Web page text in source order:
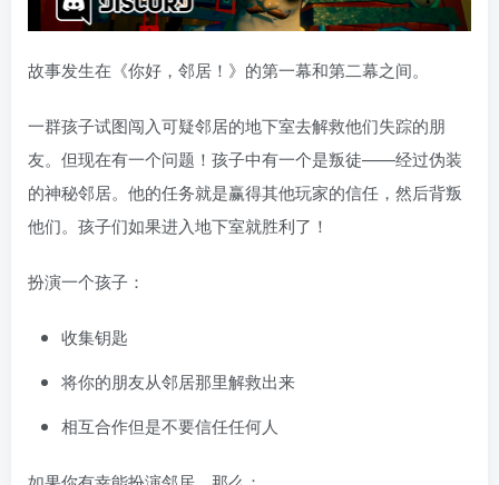
故事发生在《你好，邻居！》的第一幕和第二幕之间。
一群孩子试图闯入可疑邻居的地下室去解救他们失踪的朋
友。但现在有一个问题！孩子中有一个是叛徒——经过伪装
的神秘邻居。他的任务就是赢得其他玩家的信任，然后背叛
他们。孩子们如果进入地下室就胜利了！
扮演一个孩子：
收集钥匙
将你的朋友从邻居那里解救出来
相互合作但是不要信任任何人